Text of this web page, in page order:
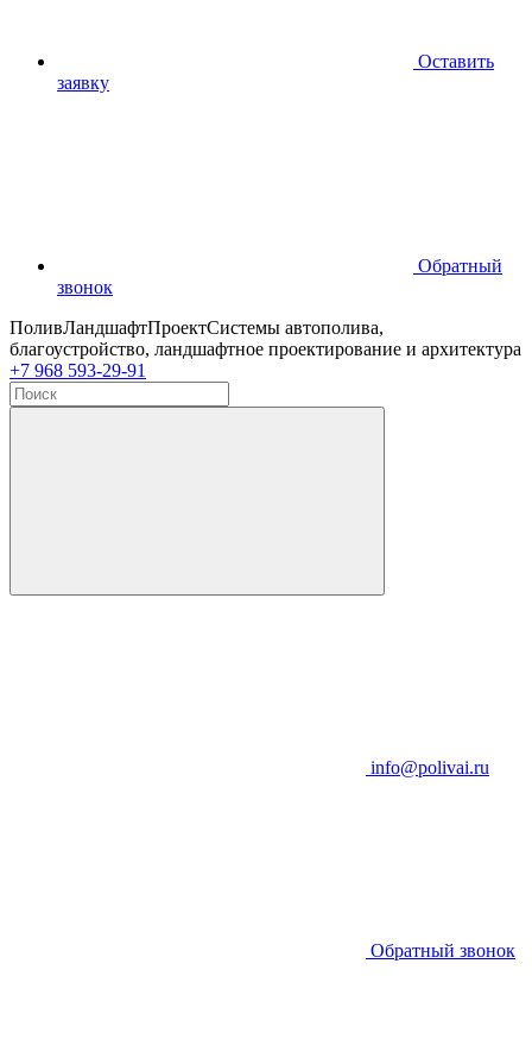
Оставить
заявку
Обратный
звонок
ПоливЛандшафтПроектСистемы автополива,
благоустройство, ландшафтное проектирование и архитектура
+7 968 593-29-91
info@polivai.ru
Обратный звонок